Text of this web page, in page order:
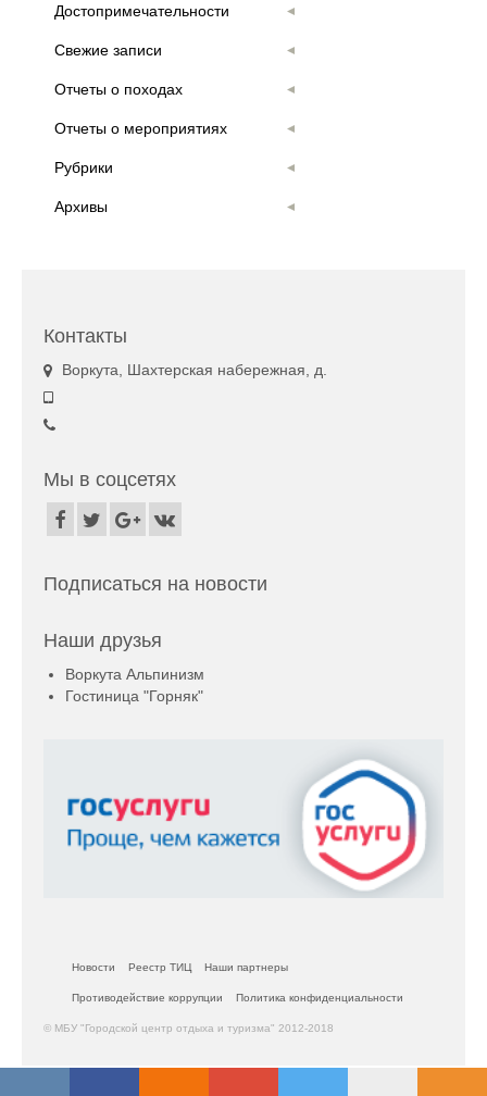
Достопримечательности
Свежие записи
Отчеты о походах
Отчеты о мероприятиях
Рубрики
Архивы
Контакты
Воркута, Шахтерская набережная, д.
Мы в соцсетях
Подписаться на новости
Наши друзья
Воркута Альпинизм
Гостиница "Горняк"
Новости Реестр ТИЦ Наши партнеры
Противодействие коррупции Политика конфиденциальности
© МБУ "Городской центр отдыха и туризма" 2012-2018